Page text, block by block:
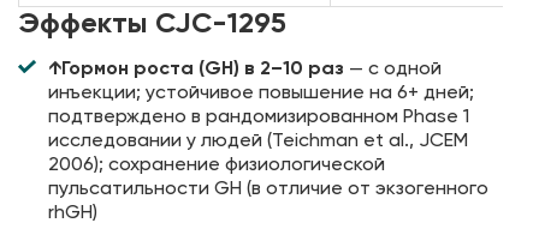
Эффекты CJC-1295
↑Гормон роста (GH) в 2–10 раз — с одной
инъекции; устойчивое повышение на 6+ дней;
подтверждено в рандомизированном Phase 1
исследовании у людей (Teichman et al., JCEM
2006); сохранение физиологической
пульсатильности GH (в отличие от экзогенного
rhGH)